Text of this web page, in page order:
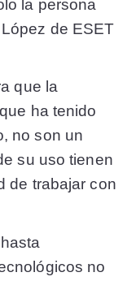
la persona
de ESET
que la
ha tenido
no son un
su uso tienen
de trabajar con
no